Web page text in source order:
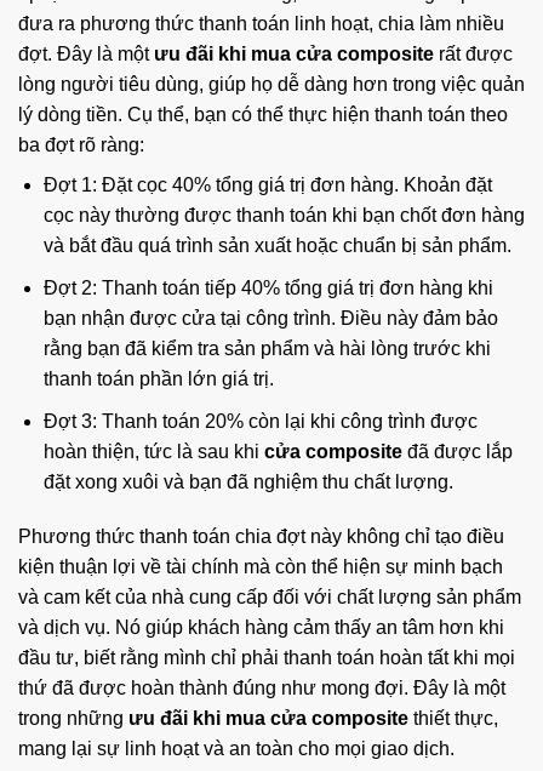
đưa ra phương thức thanh toán linh hoạt, chia làm nhiều
đợt. Đây là một ưu đãi khi mua cửa composite rất được
lòng người tiêu dùng, giúp họ dễ dàng hơn trong việc quản
lý dòng tiền. Cụ thể, bạn có thể thực hiện thanh toán theo
ba đợt rõ ràng:
Đợt 1: Đặt cọc 40% tổng giá trị đơn hàng. Khoản đặt
cọc này thường được thanh toán khi bạn chốt đơn hàng
và bắt đầu quá trình sản xuất hoặc chuẩn bị sản phẩm.
Đợt 2: Thanh toán tiếp 40% tổng giá trị đơn hàng khi
bạn nhận được cửa tại công trình. Điều này đảm bảo
rằng bạn đã kiểm tra sản phẩm và hài lòng trước khi
thanh toán phần lớn giá trị.
Đợt 3: Thanh toán 20% còn lại khi công trình được
hoàn thiện, tức là sau khi cửa compositeđã được lắp
đặt xong xuôi và bạn đã nghiệm thu chất lượng.
Phương thức thanh toán chia đợt này không chỉ tạo điều
kiện thuận lợi về tài chính mà còn thể hiện sự minh bạch
và cam kết của nhà cung cấp đối với chất lượng sản phẩm
và dịch vụ. Nó giúp khách hàng cảm thấy an tâm hơn khi
đầu tư, biết rằng mình chỉ phải thanh toán hoàn tất khi mọi
thứ đã được hoàn thành đúng như mong đợi. Đây là một
trong những ưu đãi khi mua cửa composite thiết thực,
mang lại sự linh hoạt và an toàn cho mọi giao dịch.